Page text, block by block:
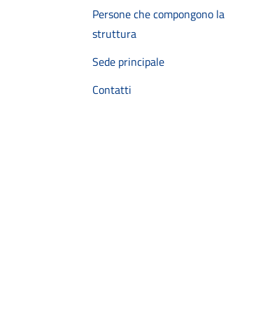
Persone che compongono la
struttura
Sede principale
Contatti